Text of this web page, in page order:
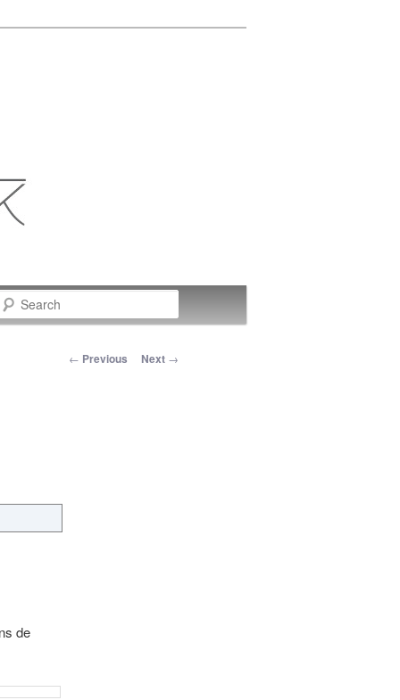
Post navigation
← Previous Next →
de